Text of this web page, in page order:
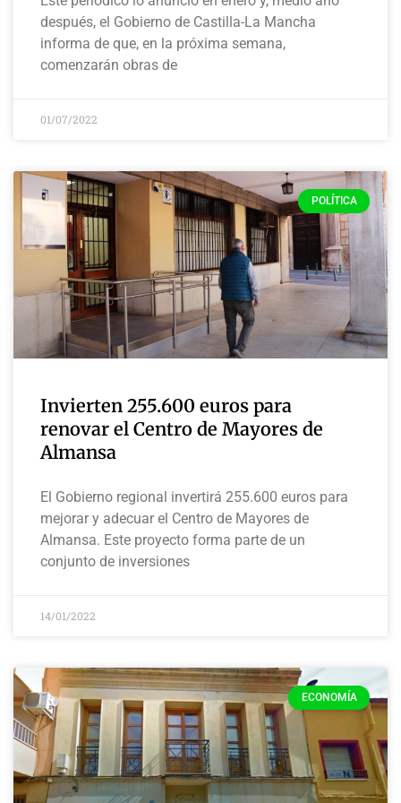
después, el Gobierno de Castilla-La Mancha
informa de que, en la próxima semana,
comenzarán obras de
01/07/2022
POLÍTICA
Invierten 255.600 euros para
renovar el Centro de Mayores de
Almansa
El Gobierno regional invertirá 255.600 euros para
mejorar y adecuar el Centro de Mayores de
Almansa. Este proyecto forma parte de un
conjunto de inversiones
14/01/2022
ECONOMÍA